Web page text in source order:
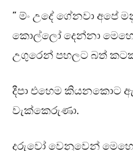
” ම්ං උදේ ගේනවා අපේ
කොල්ලෝ දෙන්නා
උගුරෙන් පහලට බත්
දීපා එහෙම කියනකොට
වැක්කෙරුණා.
දරුවෝ වෙනුවෙන්